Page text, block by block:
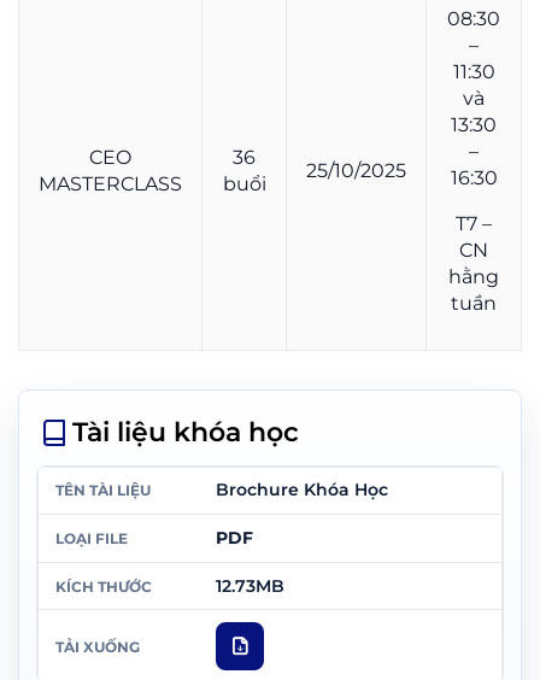
CEO
MASTERCLASS
36
buổi
25/10/2025
08:30
–
11:30
và
13:30
–
16:30
T7 –
CN
hằng
tuần
Tài liệu khóa học
Brochure Khóa Học
PDF
12.73MB